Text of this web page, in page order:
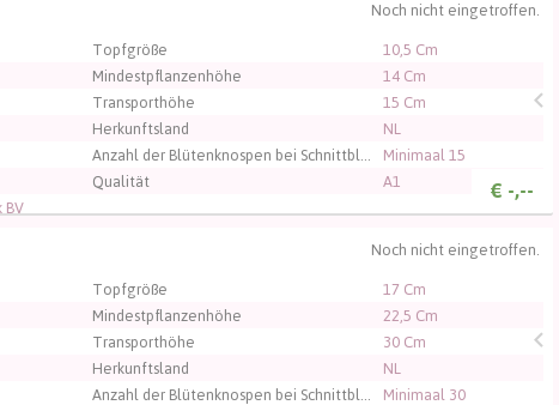
Noch nicht eingetroffen.
Topfgröße
10,5 Cm
Mindestpflanzenhöhe
14 Cm
Transporthöhe
15 Cm
Herkunftsland
NL
Minimaal 15
Qualität
A1
BV
€ -,--
um sich einzuloggen.
Noch nicht eingetroffen.
Topfgröße
17 Cm
Mindestpflanzenhöhe
22,5 Cm
Transporthöhe
30 Cm
Herkunftsland
NL
Minimaal 30
um sich einzuloggen.